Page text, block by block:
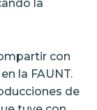
la
con
la FAUNT.
de